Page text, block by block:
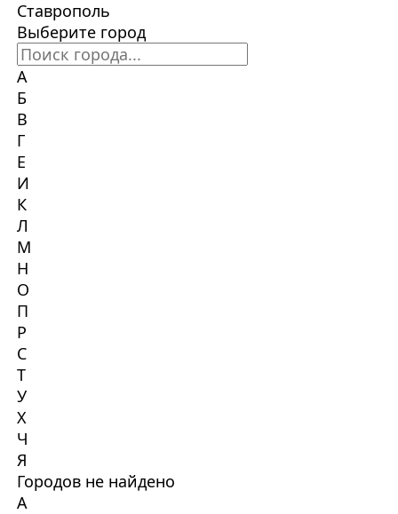
Ставрополь
Выберите город
А
Б
В
Г
Е
И
К
Л
М
Н
О
П
Р
С
Т
У
Х
Ч
Я
Городов не найдено
А